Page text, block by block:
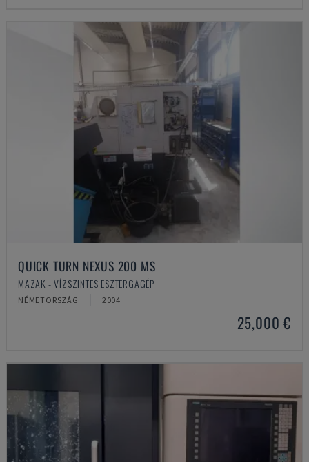
QUICK TURN NEXUS 200 MS
MAZAK - VÍZSZINTES ESZTERGAGÉP
NÉMETORSZÁG 2004
25,000 €